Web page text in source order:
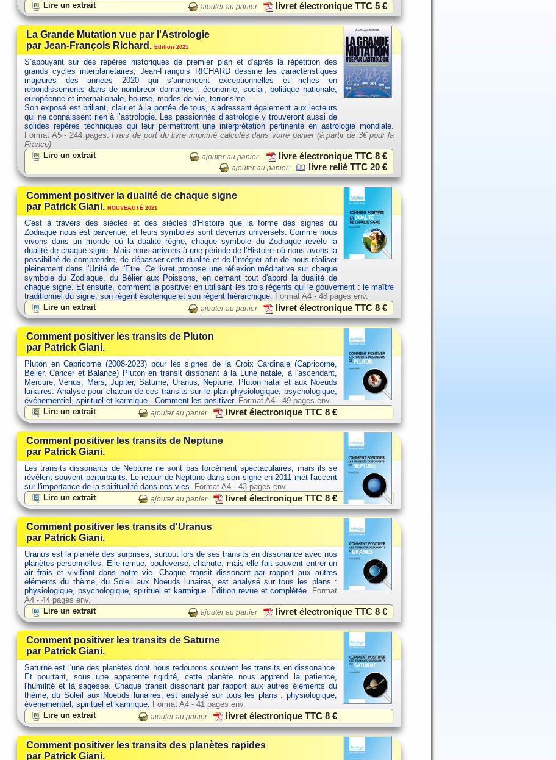
Lire un extrait
ajouter au panier livret électronique TTC5 €
La Grande Mutation vue par l'Astrologie
par Jean-François Richard.Edition 2021
S’appuyant sur des repères historiques de premier plan et d’après la répétition des
grands cycles interplanétaires, Jean-François RICHARD dessine les caractéristiques
majeures des années 2020 qui s’annoncent exceptionnelles et riches en
rebondissements dans de nombreux domaines : économie, social, politique nationale,
européenne et internationale, bourse, modes de vie, terrorisme…
Son exposé est brillant, clair et à la portée de tous, s’adressant également aux lecteurs
qui ne connaissent rien à l’astrologie. Les passionnés d’astrologie y trouveront aussi de
solides repères techniques qui leur permettront une interprétation pertinente en astrologie mondiale.
Format A5 - 244 pages.Frais de port du livre imprimé calculés dans votre panier (à partir de 3€ pour la
France)
Lire un extrait
ajouter au panier: livre électronique TTC8 €
ajouter au panier: livre relié TTC20 €
Comment positiver la dualité de chaque signe
par Patrick Giani.NOUVEAUTÉ 2021
C'est à travers des siècles et des siècles d'Histoire que la forme des signes du
Zodiaque nous est parvenue, et leurs symboles sont devenus universels. Comme nous
vivons dans un monde où la dualité règne, chaque symbole du Zodiaque révèle la
dualité de chaque signe. Mais nous arrivons à une période de l'Histoire où nous avons la
possibilité de comprendre, de dépasser cette dualité et de l'intégrer afin de nous réaliser
pleinement dans l'Unité de l'Etre. Ce livret propose une réflexion méditative sur chaque
symbole du Zodiaque, du Bélier aux Poissons, en cernant tout d'abord la dualité de
chaque signe. Et ensuite, comment la positiver en utilisant les trois régents qui le gouvernent : le maître
traditionnel du signe, son régent ésotérique et son régent hiérarchique. Format A4 - 48 pages env.
Lire un extrait
ajouter au panier livret électronique TTC8 €
Comment positiver les transits de Pluton
par Patrick Giani.
Pluton en Capricorne (2008-2023) pour les signes de la Croix Cardinale (Capricorne,
Bélier, Cancer et Balance) Pluton en transit dissonant à la Lune natale, à l'ascendant,
Mercure, Vénus, Mars, Jupiter, Saturne, Uranus, Neptune, Pluton natal et aux Noeuds
lunaires. Analyse pour chacun de ces transits sur le plan physiologique, psychologique,
événementiel, spirituel et karmique - Comment les positiver. Format A4 - 49 pages env.
Lire un extrait
ajouter au panier livret électronique TTC8 €
Comment positiver les transits de Neptune
par Patrick Giani.
Les transits dissonants de Neptune ne sont pas forcément spectaculaires, mais ils se
révèlent souvent perturbants. Le retour de Neptune dans son signe en 2011 met l'accent
sur l'importance de la spiritualité dans nos vies. Format A4 - 43 pages env.
Lire un extrait
ajouter au panier livret électronique TTC8 €
Comment positiver les transits d'Uranus
par Patrick Giani.
Uranus est la planète des surprises, surtout lors de ses transits en dissonance avec nos
planètes personnelles. Elle remue, bouleverse, chahute, mais elle fait souvent entrer un
air frais et vivifiant dans notre vie. Chaque transit dissonant par rapport aux autres
éléments du thème, du Soleil aux Noeuds lunaires, est analysé sur tous les plans :
physiologique, psychologique, spirituel et karmique. Edition revue et complétée. Format
A4 - 44 pages env.
Lire un extrait
ajouter au panier livret électronique TTC8 €
Comment positiver les transits de Saturne
par Patrick Giani.
Saturne est l'une des planètes dont nous redoutons souvent les transits en dissonance.
Et pourtant, sous une apparente rigidité, cette planète nous apprend la patience,
l'humilité et la sagesse. Chaque transit dissonant par rapport aux autres éléments du
thème, du Soleil aux Noeuds lunaires, est analysé sur tous les plans : physiologique,
événementiel, spirituel et karmique. Format A4 - 41 pages env.
Lire un extrait
ajouter au panier livret électronique TTC8 €
Comment positiver les transits des planètes rapides
par Patrick Giani.